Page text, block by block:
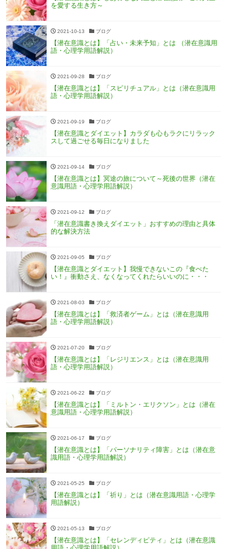
を愛する生き方～
2021-10-13 ブログ
【潜在意識とは】「占い・未来予知」とは （潜在意識用
語・心理学用語解説）
2021-09-28 ブログ
【潜在意識とは】「スピリチュアル」とは（潜在意識用
語・心理学用語解説）
2021-09-19 ブログ
【潜在意識とダイエット】カラダも心もラクにリラック
スして過ごせる毎日になりました
2021-09-14 ブログ
【潜在意識とは】冥途の旅について～死後の世界（潜在
意識用語・心理学用語解説）
2021-09-12 ブログ
「潜在意識書き換えダイエット」おすすめの理由と具体
的な解決方法
2021-09-05 ブログ
【潜在意識とダイエット】我慢できないこの『食べた
い！』衝動さえ、なくなってくれたらいいのに・・・
2021-08-03 ブログ
【潜在意識とは】「救済者ゲーム」とは（潜在意識用
語・心理学用語解説）
2021-07-20 ブログ
【潜在意識とは】「レジリエンス」とは（潜在意識用
語・心理学用語解説）
2021-06-22 ブログ
【潜在意識とは】「ミルトン・エリクソン」とは（潜在
意識用語・心理学用語解説）
2021-06-17 ブログ
【潜在意識とは】「パーソナリティ障害」とは（潜在意
識用語・心理学用語解説）
2021-05-25 ブログ
【潜在意識とは】「祈り」とは（潜在意識用語・心理学
用語解説）
2021-05-13 ブログ
【潜在意識とは】「セレンディピティ」とは（潜在意識